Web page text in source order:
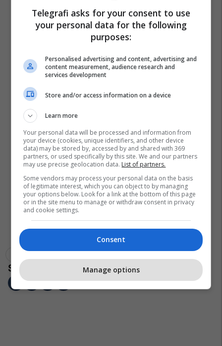
Telegrafi asks for your consent to use
your personal data for the following
purposes:
Personalised advertising and content, advertising and
content measurement, audience research and
services development
Store and/or access information on a device
Learn more
Your personal data will be processed and information from
your device (cookies, unique identifiers, and other device
data) may be stored by, accessed by and shared with 369
partners, or used specifically by this site. We and our partners
may use precise geolocation data. List of partners.
Some vendors may process your personal data on the basis
of legitimate interest, which you can object to by managing
your options below. Look for a link at the bottom of this page
or in the site menu to manage or withdraw consent in privacy
and cookie settings.
Consent
Manage options